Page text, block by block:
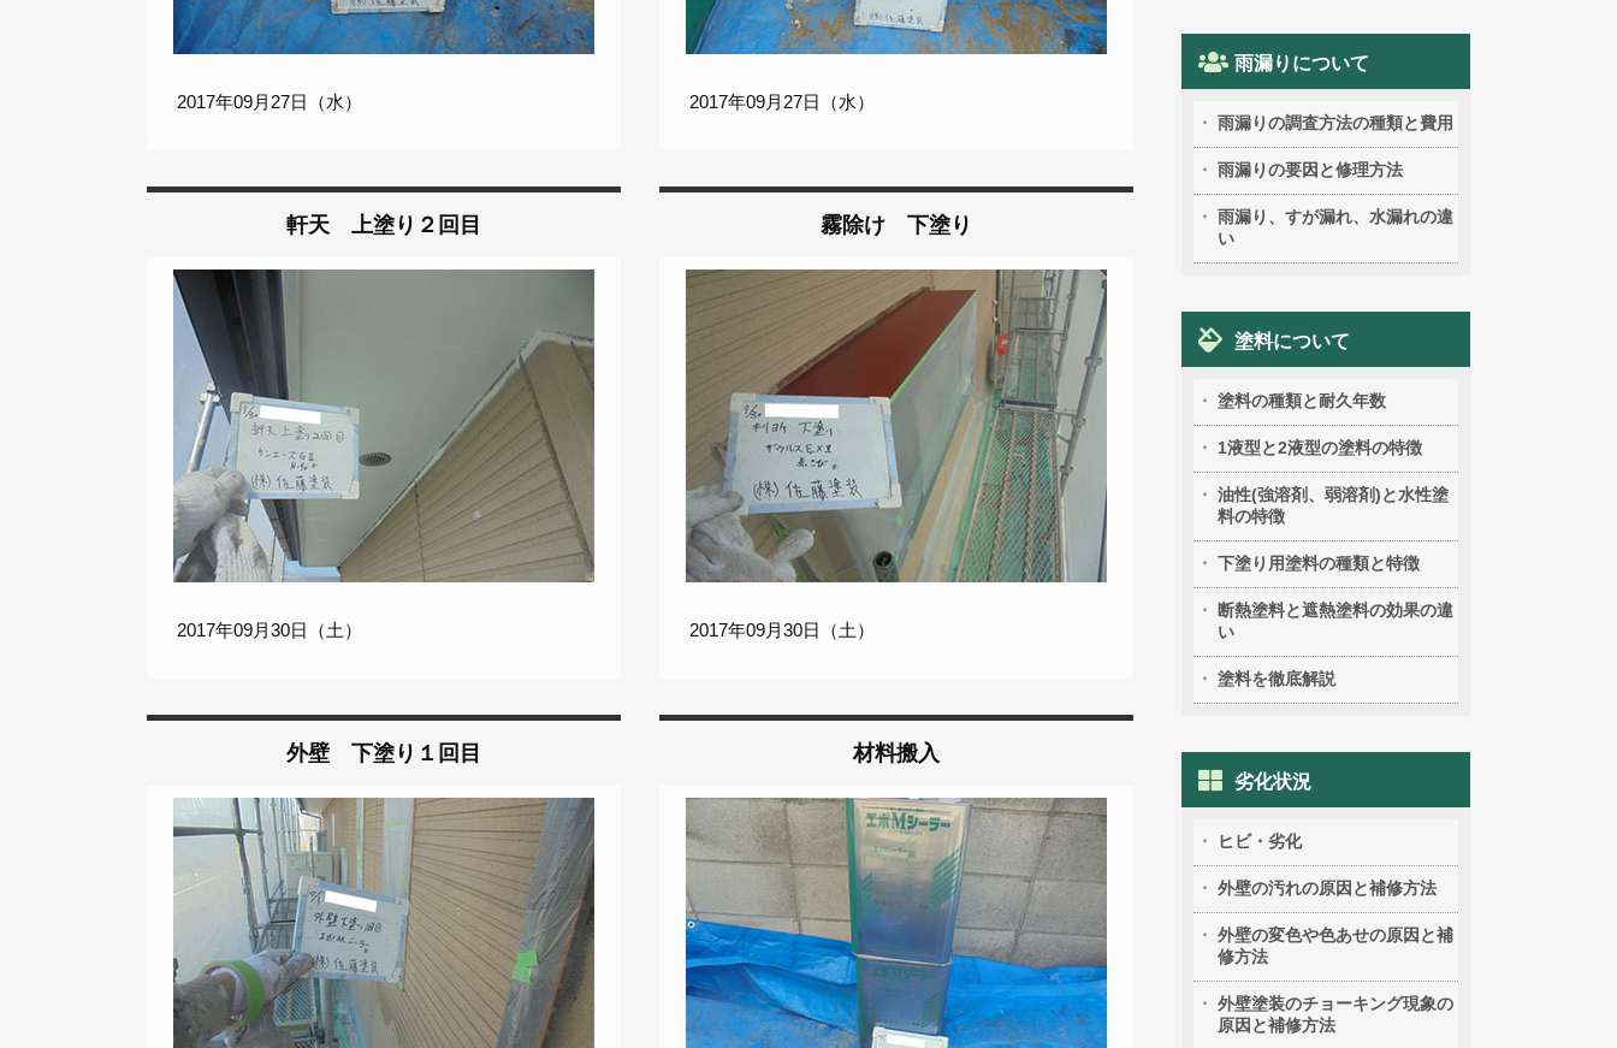
2017年09月27日（水） 2017年09月27日（水）
軒天 上塗り２回目
2017年09月30日（土）
霧除け 下塗り
2017年09月30日（土）
外壁 下塗り１回目 材料搬入
雨漏りについて
雨漏りの調査方法の種類と費用
雨漏りの要因と修理方法
雨漏り、すが漏れ、水漏れの違
い
塗料について
塗料の種類と耐久年数
1液型と2液型の塗料の特徴
油性(強溶剤、弱溶剤)と水性塗
料の特徴
下塗り用塗料の種類と特徴
断熱塗料と遮熱塗料の効果の違
い
塗料を徹底解説
劣化状況
ヒビ・劣化
外壁の汚れの原因と補修方法
外壁の変色や色あせの原因と補
修方法
外壁塗装のチョーキング現象の
原因と補修方法